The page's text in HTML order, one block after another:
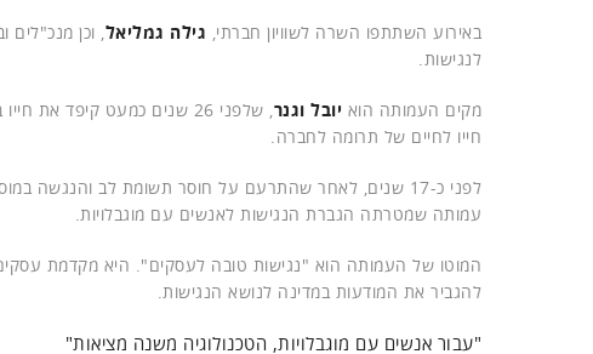
באירוע השתתפו השרה לשוויון חברתי, גילה גמליאל, וכן מנכ"לים
לנגישות.
מקים העמותה הוא יובל וגנר
, שלפני 26 שנים כמעט
חייו לחיים של תרומה לחברה.
לפני כ-17 שנים, לאחר שהתרעם על חוסר תשומת לב והנגשה במוסדות המדינה, דחף אותו נשיא המדינה דאז,
עמותה שמטרתה הגברת הנגישות לאנשים עם מוגבלויות.
המוטו של העמותה הוא "נגישות טובה לעסקים". היא מקדמת
להגביר את המודעות במדינה לנושא הנגישות.
"עבור אנשים עם מוגבלויות, הטכנולוגיה משנה מציאות"